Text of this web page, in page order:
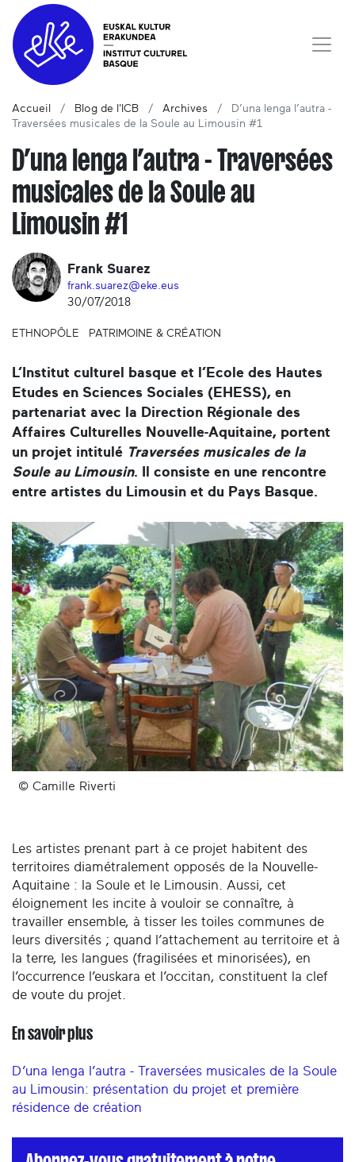
Accueil Blog de l'ICB Archives
D’una lenga l’autra -
Traversées musicales de la Soule au Limousin #1
D’una lenga l’autra - Traversées
musicales de la Soule au
Limousin #1
Frank Suarez
frank.suarez@eke.eus
30/07/2018
ETHNOPÔLE PATRIMOINE & CRÉATION
L’Institut culturel basque et l’Ecole des Hautes
Etudes en Sciences Sociales (EHESS), en
partenariat avec la Direction Régionale des
Affaires Culturelles Nouvelle-Aquitaine, portent
un projet intitulé Traversées musicales de la
Soule au Limousin. Il consiste en une rencontre
entre artistes du Limousin et du Pays Basque.
© Camille Riverti
Les artistes prenant part à ce projet habitent des
territoires diamétralement opposés de la Nouvelle-
Aquitaine : la Soule et le Limousin. Aussi, cet
éloignement les incite à vouloir se connaître, à
travailler ensemble, à tisser les toiles communes de
leurs diversités ; quand l’attachement au territoire et à
la terre, les langues (fragilisées et minorisées), en
l’occurrence l’euskara et l’occitan, constituent la clef
de voute du projet.
En savoir plus
D’una lenga l’autra - Traversées musicales de la Soule
au Limousin: présentation du projet et première
résidence de création